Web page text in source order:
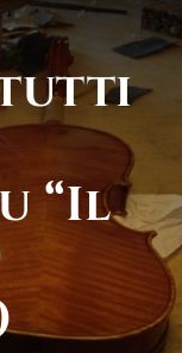
tutti
“Il